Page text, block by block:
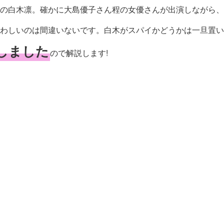
白木凛。確かに大島優子さん程の女優さんが出演しながら
しいのは間違いないです。白木がスパイかどうかは一旦置
ましたので解説します!